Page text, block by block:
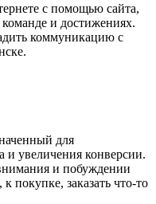
с помощью сайта,
и достижениях.
коммуникацию с
для
и увеличения конверсии.
и побуждении
покупке, заказать что-то